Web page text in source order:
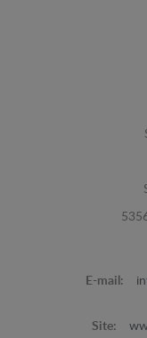
E-mail:
Site: